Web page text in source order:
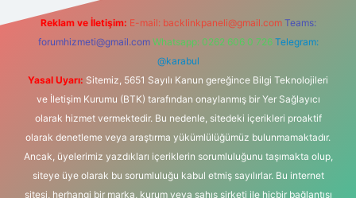
Reklam ve İletişim: E-mail: backlinkpaneli@gmail.com Teams:
forumhizmeti@gmail.com Whatsapp: 0262 606 0 726 Telegram:
@karabul
Yasal Uyarı: Sitemiz, 5651 Sayılı Kanun gereğince Bilgi Teknolojileri
ve İletişim Kurumu (BTK) tarafından onaylanmış bir Yer Sağlayıcı
olarak hizmet vermektedir. Bu nedenle, sitedeki içerikleri proaktif
olarak denetleme veya araştırma yükümlülüğümüz bulunmamaktadır.
Ancak, üyelerimiz yazdıkları içeriklerin sorumluluğunu taşımakta olup,
siteye üye olarak bu sorumluluğu kabul etmiş sayılırlar. Bu internet
sitesi, herhangi bir marka, kurum veya şahıs şirketi ile hiçbir bağlantısı